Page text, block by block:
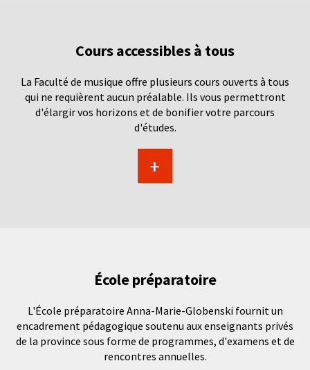
Cours accessibles à tous
La Faculté de musique offre plusieurs cours ouverts à tous
qui ne requièrent aucun préalable. Ils vous permettront
d'élargir vos horizons et de bonifier votre parcours
d'études.
+
École préparatoire
L'École préparatoire Anna-Marie-Globenski fournit un
encadrement pédagogique soutenu aux enseignants privés
de la province sous forme de programmes, d'examens et de
rencontres annuelles.